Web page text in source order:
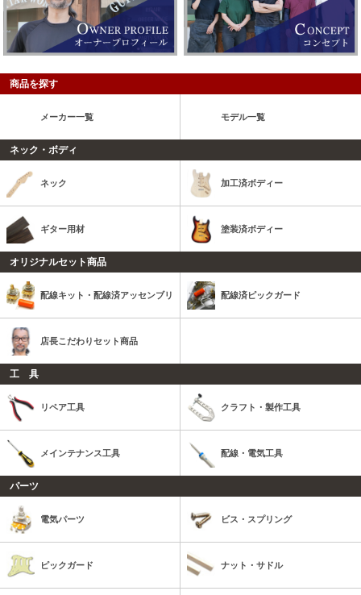
商品を探す
メーカー一覧 モデル一覧
ネック・ボディ
ネック 加工済ボディー
ギター用材 塗装済ボディー
オリジナルセット商品
配線キット・配線済アッセンブリ 配線済ピックガード
店長こだわりセット商品
工 具
リペア工具 クラフト・製作工具
メインテナンス工具 配線・電気工具
パーツ
電気パーツ ビス・スプリング
ピックガード ナット・サドル